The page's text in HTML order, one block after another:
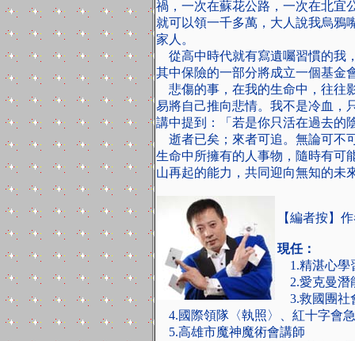
禍，一次在蘇花公路，一次在北宜
就可以領一千多萬，大人說我烏鴉
家人。
從高中時代就有寫遺囑習慣的我
其中保險的一部分將成立一個基金
悲傷的事，在我的生命中，往往
易將自己推向悲情。我不是冷血，
講中提到：「若是你只活在過去的
逝者已矣；來者可追。無論可不
生命中所擁有的人事物，隨時有可
山再起的能力，共同迎向無知的未
【編者按】
現任：
1.精湛心學
2.愛克曼潛
3.救國團社
4.國際領隊〈執照〉、紅十字會
5.高雄市魔神魔術會講師